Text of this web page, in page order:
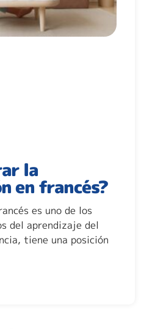
la
en francés?
es uno de los
del aprendizaje del
tiene una posición